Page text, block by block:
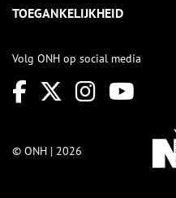
TOEGANKELIJKHEID
Volg ONH op social media
© ONH | 2026